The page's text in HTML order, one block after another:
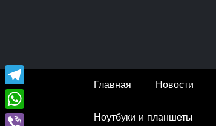
Главная Новости
Ноутбуки и планшеты
Telegram
WhatsApp